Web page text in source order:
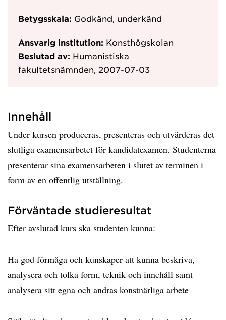
Betygsskala: Godkänd, underkänd
Ansvarig institution: Konsthögskolan
Beslutad av: Humanistiska
fakultetsnämnden, 2007-07-03
Innehåll
Under kursen produceras, presenteras och utvärderas det
slutliga examensarbetet för kandidatexamen. Studenterna
presenterar sina examensarbeten i slutet av terminen i
form av en offentlig utställning.
Förväntade studieresultat
Efter avslutad kurs ska studenten kunna:
Ha god förmåga och kunskaper att kunna beskriva,
analysera och tolka form, teknik och innehåll samt
analysera sitt egna och andras konstnärliga arbete